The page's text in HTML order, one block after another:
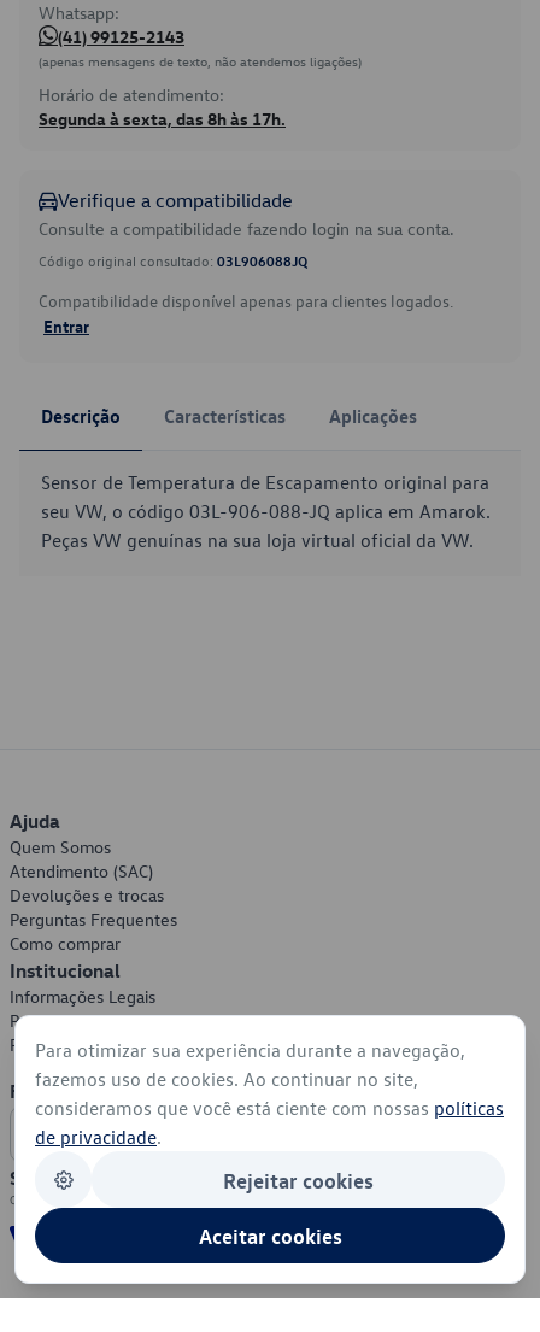
Whatsapp:
(41) 99125-2143
(apenas mensagens de texto, não atendemos ligações)
Horário de atendimento:
Segunda à sexta, das 8h às 17h.
Verifique a compatibilidade
Consulte a compatibilidade fazendo login na sua conta.
Código original consultado: 03L906088JQ
Compatibilidade disponível apenas para clientes logados.
Entrar
Descrição Características Aplicações
Sensor de Temperatura de Escapamento original para
seu VW, o código 03L-906-088-JQ aplica em Amarok.
Peças VW genuínas na sua loja virtual oficial da VW.
Ajuda
Quem Somos
Atendimento (SAC)
Devoluções e trocas
Perguntas Frequentes
Como comprar
Institucional
Informações Legais
Política de Privacidade
Política de Cookies
Formas de Pagamento
Segurança
Para otimizar sua experiência durante a navegação,
fazemos uso de cookies. Ao continuar no site,
consideramos que você está ciente com nossas políticas
de privacidade.
Rejeitar cookies
Aceitar cookies